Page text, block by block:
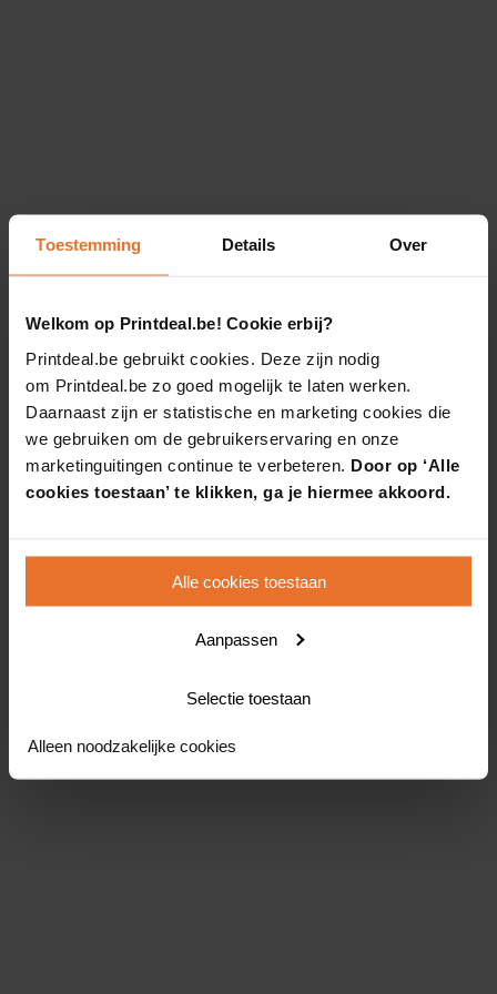
Toestemming Details Over
Welkom op Printdeal.be! Cookie erbij?
Printdeal.be gebruikt cookies. Deze zijn nodig
om Printdeal.be zo goed mogelijk te laten werken.
Daarnaast zijn er statistische en marketing cookies die
we gebruiken om de gebruikerservaring en onze
marketinguitingen continue te verbeteren. Door op ‘Alle
cookies toestaan’ te klikken, ga je hiermee akkoord.
Alle cookies toestaan
Aanpassen
Selectie toestaan
Alleen noodzakelijke cookies